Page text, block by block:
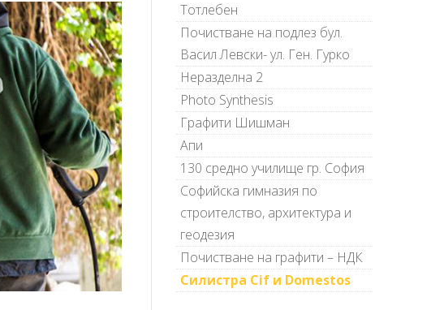
Тотлебен
Почистване на подлез бул.
Васил Левски- ул. Ген. Гурко
Неразделна 2
Photo Synthesis
Графити Шишман
Апи
130 средно училище гр. София
Софийска гимназия по
строителство, архитектура и
геодезия
Почистване на графити – НДК
Силистра Cif и Domestos